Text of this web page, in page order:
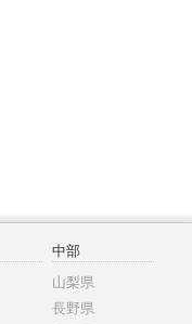
中部
山梨県
長野県